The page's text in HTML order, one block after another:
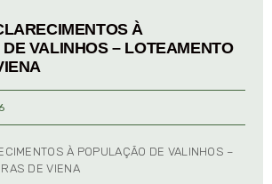
À
VALINHOS – LOTEAMENTO
À POPULAÇÃO DE VALINHOS –
DE VIENA